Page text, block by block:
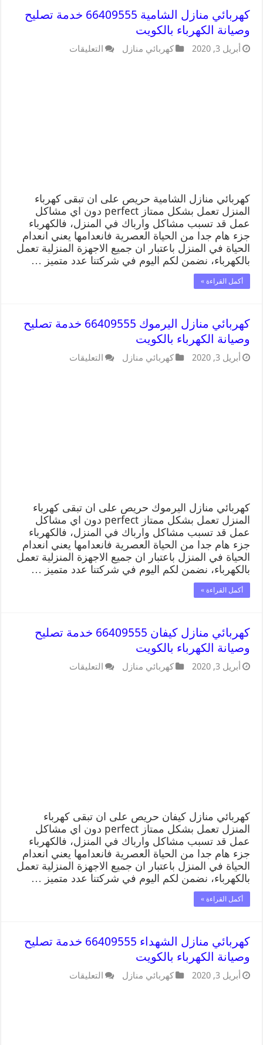
كهربائي منازل الشامية 66409555 خدمة تصليح
وصيانة الكهرباء بالكويت
أبريل 3, 2020 كهربائي منازل التعليقات
كهربائي منازل الشامية حريص على ان تبقى كهرباء
المنزل تعمل بشكل ممتاز perfect دون اي مشاكل
عمل قد تسبب مشاكل وارباك في المنزل، فالكهرباء
جزء هام جدا من الحياة العصرية فانعدامها يعني انعدام
الحياة في المنزل باعتبار ان جميع الاجهزة المنزلية تعمل
بالكهرباء، نضمن لكم اليوم في شركتنا عدد متميز …
أكمل القراءة »
كهربائي منازل اليرموك 66409555 خدمة تصليح
وصيانة الكهرباء بالكويت
أبريل 3, 2020 كهربائي منازل التعليقات
كهربائي منازل اليرموك حريص على ان تبقى كهرباء
المنزل تعمل بشكل ممتاز perfect دون اي مشاكل
عمل قد تسبب مشاكل وارباك في المنزل، فالكهرباء
جزء هام جدا من الحياة العصرية فانعدامها يعني انعدام
الحياة في المنزل باعتبار ان جميع الاجهزة المنزلية تعمل
بالكهرباء، نضمن لكم اليوم في شركتنا عدد متميز …
أكمل القراءة »
كهربائي منازل كيفان 66409555 خدمة تصليح
وصيانة الكهرباء بالكويت
أبريل 3, 2020 كهربائي منازل التعليقات
كهربائي منازل كيفان حريص على ان تبقى كهرباء
المنزل تعمل بشكل ممتاز perfect دون اي مشاكل
عمل قد تسبب مشاكل وارباك في المنزل، فالكهرباء
جزء هام جدا من الحياة العصرية فانعدامها يعني انعدام
الحياة في المنزل باعتبار ان جميع الاجهزة المنزلية تعمل
بالكهرباء، نضمن لكم اليوم في شركتنا عدد متميز …
أكمل القراءة »
كهربائي منازل الشهداء 66409555 خدمة تصليح
وصيانة الكهرباء بالكويت
أبريل 3, 2020 كهربائي منازل التعليقات